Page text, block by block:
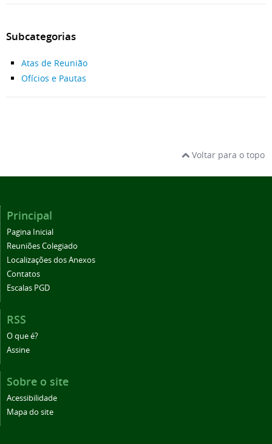
Subcategorias
Atas de Reunião
Ofícios e Pautas
Voltar para o topo
Principal
Pagina Inicial
Reuniões Colegiado
Localizações dos Anexos
Contatos
Escalas PGD
RSS
O que é?
Assine
Sobre o site
Acessibilidade
Mapa do site